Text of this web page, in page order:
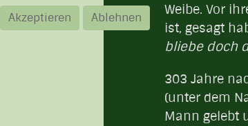
Weibe. Vor
ist, gesagt
bliebe doch
303 Jahre
(unter dem
Mann gelebt
Akzeptieren
Ablehnen